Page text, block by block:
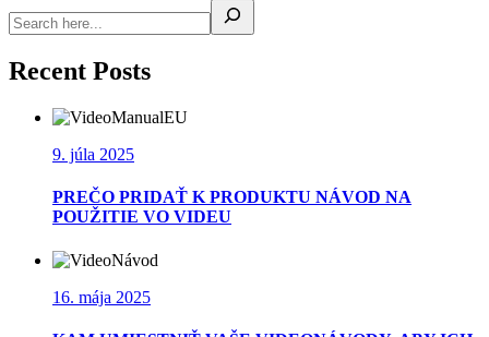
Recent Posts
9. júla 2025
PREČO PRIDAŤ K PRODUKTU NÁVOD NA
POUŽITIE VO VIDEU
16. mája 2025